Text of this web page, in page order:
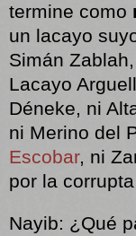
termine como
un lacayo
Simán
Lacayo
Déneke, ni
ni Merino del
Escobar, ni
por la
Nayib: ¿Qué